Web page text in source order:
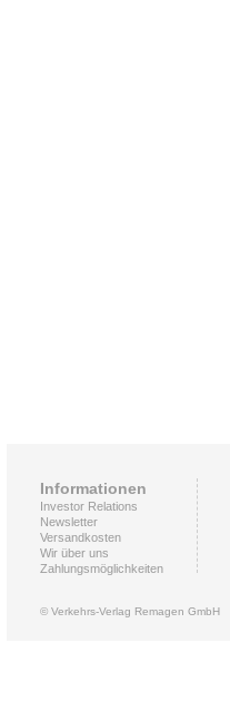
Informationen
Investor Relations
Newsletter
Versandkosten
Wir über uns
Zahlungsmöglichkeiten
© Verkehrs-Verlag Remagen GmbH